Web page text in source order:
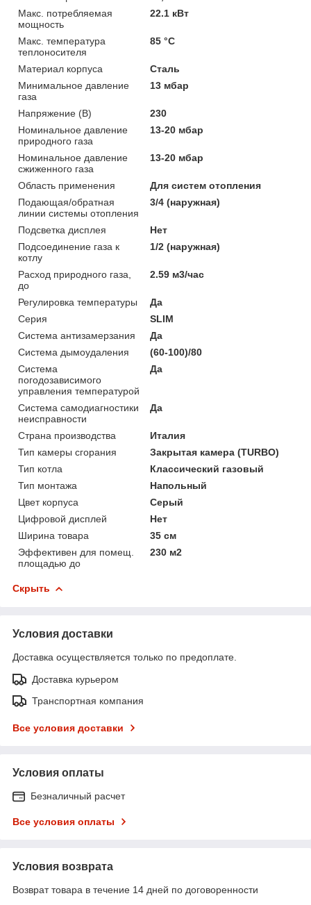
Макс. потребляемая
мощность
22.1 кВт
Макс. температура
теплоносителя
85 °С
Материал корпуса
Сталь
Минимальное давление
газа
13 мбар
Напряжение (В)
230
Номинальное давление
природного газа
13-20 мбар
Номинальное давление
сжиженного газа
13-20 мбар
Область применения
Для систем отопления
Подающая/обратная
линии системы отопления
3/4 (наружная)
Подсветка дисплея
Нет
Подсоединение газа к
котлу
1/2 (наружная)
Расход природного газа,
до
2.59 м3/час
Регулировка температуры
Да
Серия
SLIM
Система антизамерзания
Да
Система дымоудаления
(60-100)/80
Система
погодозависимого
управления температурой
Да
Система самодиагностики
неисправности
Да
Страна производства
Италия
Тип камеры сгорания
Закрытая камера (TURBO)
Тип котла
Классический газовый
Тип монтажа
Напольный
Цвет корпуса
Серый
Цифровой дисплей
Нет
Ширина товара
35 см
Эффективен для помещ.
площадью до
230 м2
Скрыть
Условия доставки
Доставка осуществляется только по предоплате.
Доставка курьером
Транспортная компания
Все условия доставки
Условия оплаты
Безналичный расчет
Все условия оплаты
Условия возврата
Возврат товара в течение 14 дней по договоренности